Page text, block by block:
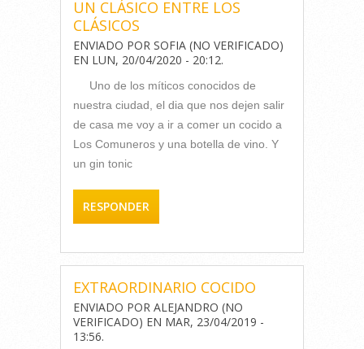
UN CLÁSICO ENTRE LOS
CLÁSICOS
ENVIADO POR SOFIA (NO VERIFICADO)
EN LUN, 20/04/2020 - 20:12.
Uno de los míticos conocidos de
nuestra ciudad, el dia que nos dejen salir
de casa me voy a ir a comer un cocido a
Los Comuneros y una botella de vino. Y
un gin tonic
RESPONDER
EXTRAORDINARIO COCIDO
ENVIADO POR ALEJANDRO (NO
VERIFICADO) EN MAR, 23/04/2019 -
13:56.